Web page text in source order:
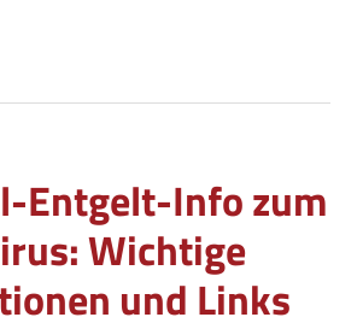
Entgelt-Info zum
Wichtige
und Links